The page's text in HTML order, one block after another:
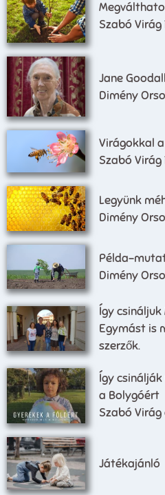
Szabó Virág
Jane
Dimény
Virágokkal
Szabó Virág
Legyünk
Dimény
Példa-
Dimény
Így csináljuk
Egymást is
szerzők.
Így csinálják
a Bolygóért
Szabó
Játékajánló